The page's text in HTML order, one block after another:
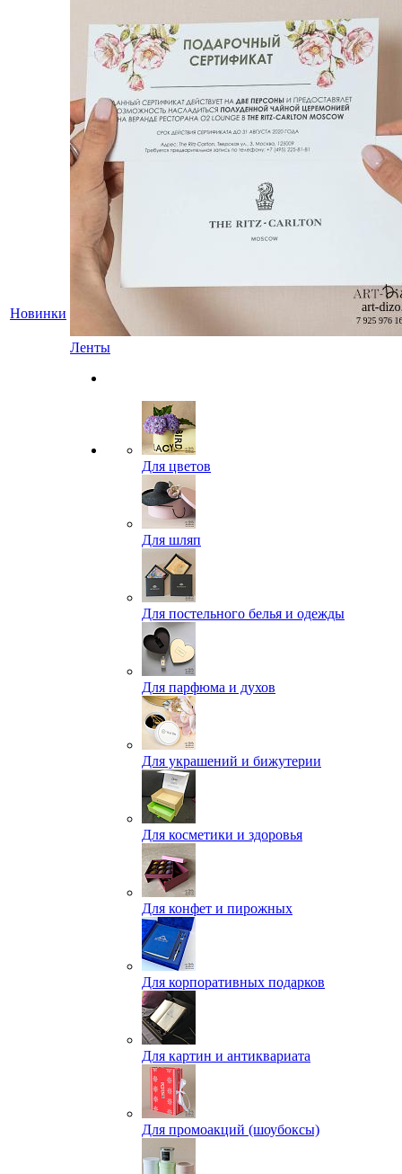
Новинки
Ленты
Для цветов
Для шляп
Для постельного белья и одежды
Для парфюма и духов
Для украшений и бижутерии
Для косметики и здоровья
Для конфет и пирожных
Для корпоративных подарков
Для картин и антиквариата
Для промоакций (шоубоксы)